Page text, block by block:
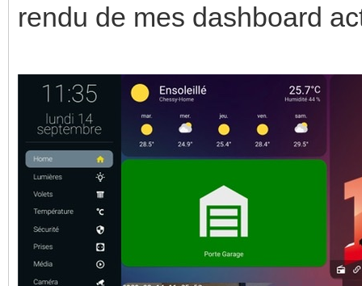
rendu de mes dashboard